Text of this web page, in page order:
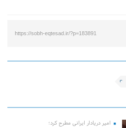
https://sobh-eqtesad.ir/?p=183891
امیر دریادار ایرانی مطرح کرد؛